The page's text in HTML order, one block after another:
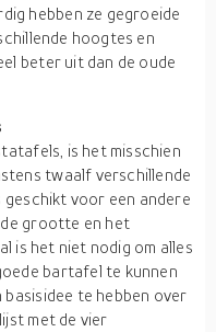
hebben ze gegroeide
hoogtes en
beter uit dan de oude
is het misschien
twaalf verschillende
voor een andere
de grootte en het
is het niet nodig om alles
bartafel te kunnen
basisidee te hebben over
met de vier